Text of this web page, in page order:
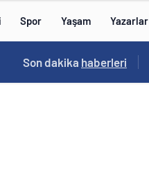
Spor Yaşam Yazarlar
15:59 /
Son dakika haberleri